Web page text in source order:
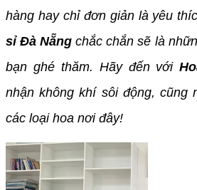
hàng hay chỉ đơn giản là yêu
sỉ Đà Nẵng chắc chắn sẽ là
bạn ghé thăm. Hãy đến với
nhận không khí sôi động, cũng
các loại hoa nơi đây!